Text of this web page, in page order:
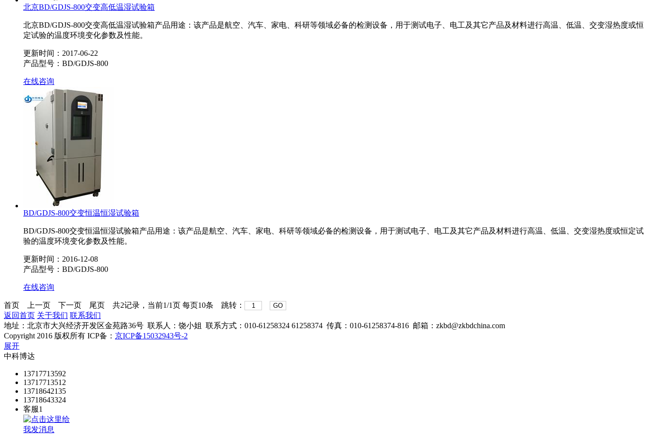
北京BD/GDJS-800交变高低温湿试验箱
北京BD/GDJS-800交变高低温湿试验箱产品用途：该产品是航空、汽车、家电、科研等领域必备的检测设备，用于测试电子、电工及其它产品及材料进行高温、低温、交变湿热度或恒
定试验的温度环境变化参数及性能。
更新时间：2017-06-22
产品型号：BD/GDJS-800
在线咨询
BD/GDJS-800交变恒温恒湿试验箱
BD/GDJS-800交变恒温恒湿试验箱产品用途：该产品是航空、汽车、家电、科研等领域必备的检测设备，用于测试电子、电工及其它产品及材料进行高温、低温、交变湿热度或恒定试
验的温度环境变化参数及性能。
更新时间：2016-12-08
产品型号：BD/GDJS-800
在线咨询
首页 上一页 下一页 尾页 共2记录，当前1/1页 每页10条 跳转： GO
返回首页 关于我们 联系我们
地址：北京市大兴经济开发区金苑路36号 联系人：饶小姐 联系方式：010-61258324 61258374 传真：010-61258374-816 邮箱：zkbd@zkbdchina.com
Copyright 2016 版权所有 ICP备： 京ICP备15032943号-2
展开
中科博达
13717713592
13717713512
13718642135
13718643324
客服1